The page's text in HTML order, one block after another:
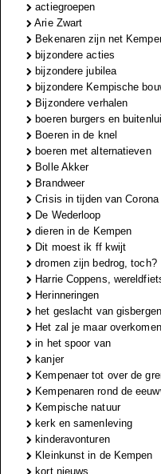
actiegroepen
Arie Zwart
Bekenaren zijn net
bijzondere acties
bijzondere jubilea
bijzondere Kempische
Bijzondere verhalen
boeren burgers en buitenlui
Boeren in de knel
boeren met alternatieven
Bolle Akker
Brandweer
Crisis in tijden van Corona
De Wederloop
dieren in de Kempen
Dit moest ik ff kwijt
dromen zijn bedrog, toch?
Harrie Coppens,
Herinneringen
het geslacht van gisbergen
Het zal je maar overkomen
in het spoor van
kanjer
Kempenaer tot over de
Kempenaren rond de
Kempische natuur
kerk en samenleving
kinderavonturen
Kleinkunst in de Kempen
kort nieuws